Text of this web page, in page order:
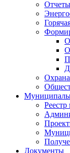
Охрана
Документы